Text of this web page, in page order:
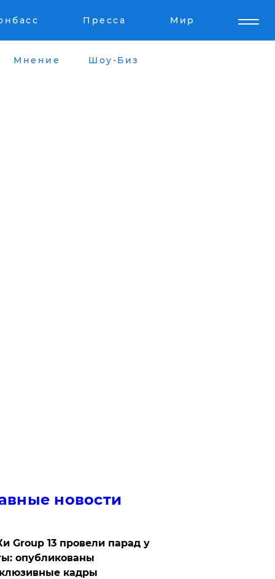
Пресса Мир
Мнение Шоу-Биз
новости
Group 13 провели парад у
опубликованы
кадры